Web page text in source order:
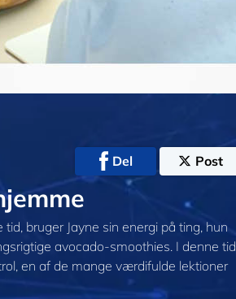
Del Post
bruger Jayne sin energi på ting, hun
avocado-smoothies. I denne tid
en af de mange værdifulde lektioner